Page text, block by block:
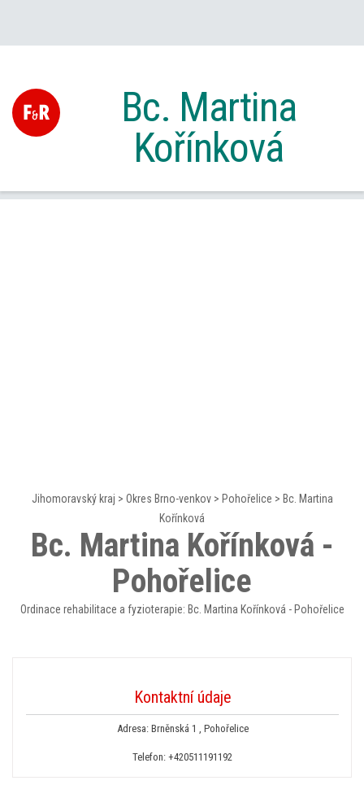
Bc. Martina
Kořínková
Jihomoravský kraj > Okres Brno-venkov> Pohořelice > Bc. Martina
Kořínková
Bc. Martina Kořínková -
Pohořelice
Ordinace rehabilitace a fyzioterapie: Bc. Martina Kořínková - Pohořelice
Kontaktní údaje
Adresa: Brněnská 1 , Pohořelice
Telefon: +420511191192